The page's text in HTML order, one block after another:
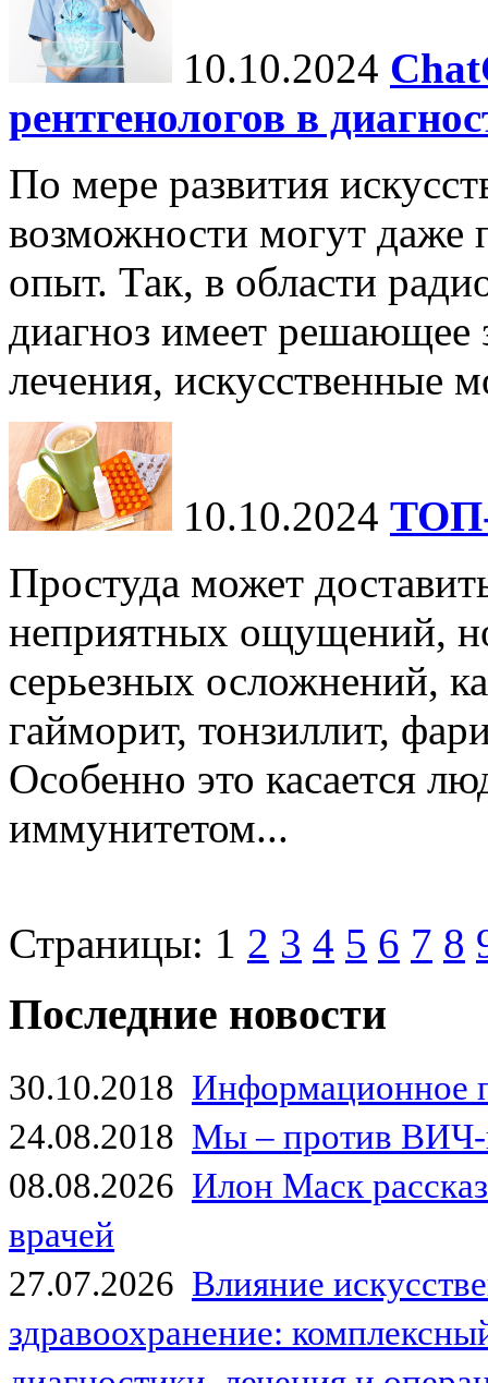
10.10.2024
рентгенологов в
По мере развития
возможности могут даже
опыт. Так, в области
диагноз имеет решающее
лечения, искусственные
10.10.2024 ТОП-
Простуда может
неприятных ощущений,
серьезных осложнений,
гайморит, тонзиллит,
Особенно это касается
иммунитетом...
Страницы: 1 2 3 4 5 6 7 8
Последние новости
30.10.2018 Информационное
24.08.2018 Мы – против
08.08.2026 Илон Маск
врачей
27.07.2026 Влияние
здравоохранение: